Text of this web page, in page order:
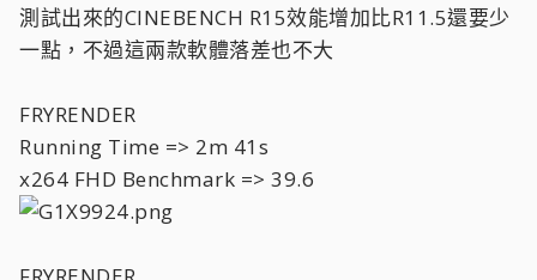
測試出來的CINEBENCH R15效能增加比R11.5還要少
一點，不過這兩款軟體落差也不大
FRYRENDER
Running Time => 2m 41s
x264 FHD Benchmark => 39.6